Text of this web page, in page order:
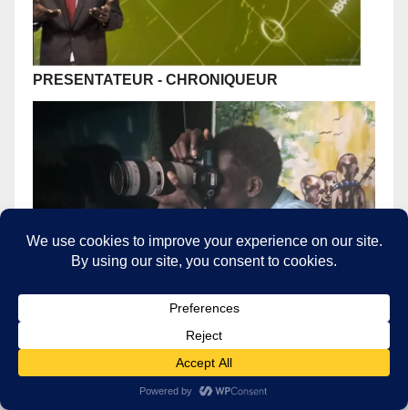
PRESENTATEUR - CHRONIQUEUR
CADREUR - SHOOTING